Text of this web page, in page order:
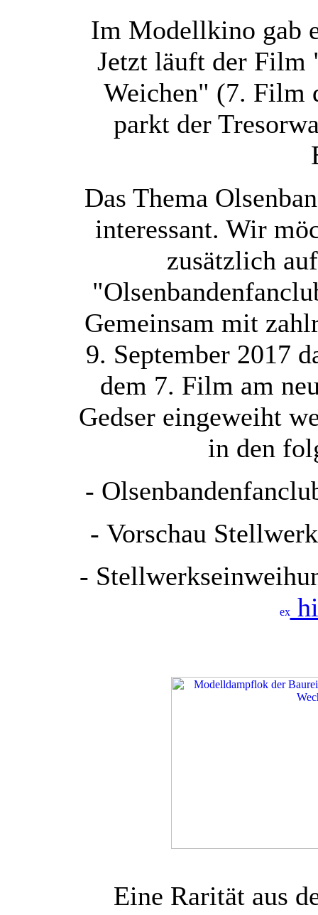
Im Modellkino gab
Jetzt läuft der Film
Weichen" (7. Film
parkt der
Das Thema
interessant. Wir
zusätzlich
Gemeinsam mit
9. September 2017
dem 7. Film am
Gedser eingeweiht
in den
-
- Vorschau
-
Eine Rarität aus